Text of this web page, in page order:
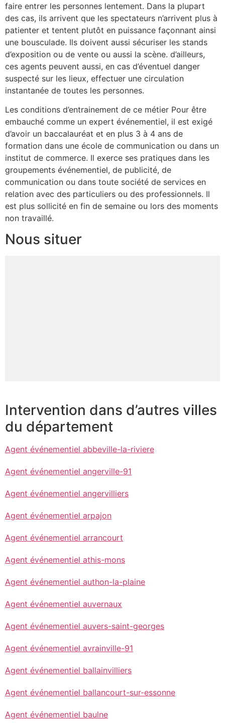
faire entrer les personnes lentement. Dans la plupart
des cas, ils arrivent que les spectateurs n’arrivent plus à
patienter et tentent plutôt en puissance façonnant ainsi
une bousculade. Ils doivent aussi sécuriser les stands
d’exposition ou de vente ou aussi la scène. d’ailleurs,
ces agents peuvent aussi, en cas d’éventuel danger
suspecté sur les lieux, effectuer une circulation
instantanée de toutes les personnes.
Les conditions d’entrainement de ce métier Pour être
embauché comme un expert événementiel, il est exigé
d’avoir un baccalauréat et en plus 3 à 4 ans de
formation dans une école de communication ou dans un
institut de commerce. Il exerce ses pratiques dans les
groupements événementiel, de publicité, de
communication ou dans toute société de services en
relation avec des particuliers ou des professionnels. Il
est plus sollicité en fin de semaine ou lors des moments
non travaillé.
Nous situer
Intervention dans d’autres villes
du département
Agent événementiel abbeville-la-riviere
Agent événementiel angerville-91
Agent événementiel angervilliers
Agent événementiel arpajon
Agent événementiel arrancourt
Agent événementiel athis-mons
Agent événementiel authon-la-plaine
Agent événementiel auvernaux
Agent événementiel auvers-saint-georges
Agent événementiel avrainville-91
Agent événementiel ballainvilliers
Agent événementiel ballancourt-sur-essonne
Agent événementiel baulne